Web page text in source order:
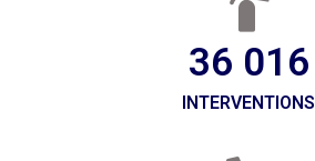
36 016
INTERVENTIONS